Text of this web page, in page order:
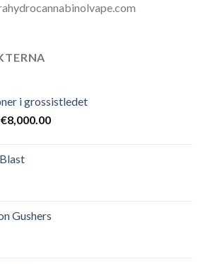
i grossistledet
€8,000.00Prisintervall:
Gushers